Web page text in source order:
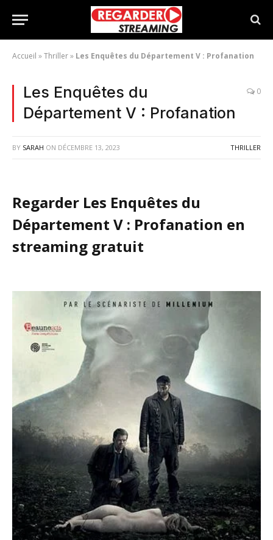
Accueil »Thriller» Les Enquêtes du Département V : Profanation
Les Enquêtes du
Département V : Profanation
0
BY SARAH ON DÉCEMBRE 13, 2023 THRILLER
Regarder Les Enquêtes du
Département V : Profanation en
streaming gratuit